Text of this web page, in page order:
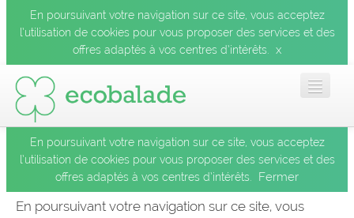
En poursuivant votre navigation sur ce site, vous acceptez
l’utilisation de cookies pour vous proposer des services et des
offres adaptés à vos centres d’intérêts.
x
Accueil
Les balades
En poursuivant votre navigation sur ce site, vous acceptez
l’utilisation de cookies pour vous proposer des services et des
offres adaptés à vos centres d’intérêts.
Fermer
En poursuivant votre navigation sur ce site, vous